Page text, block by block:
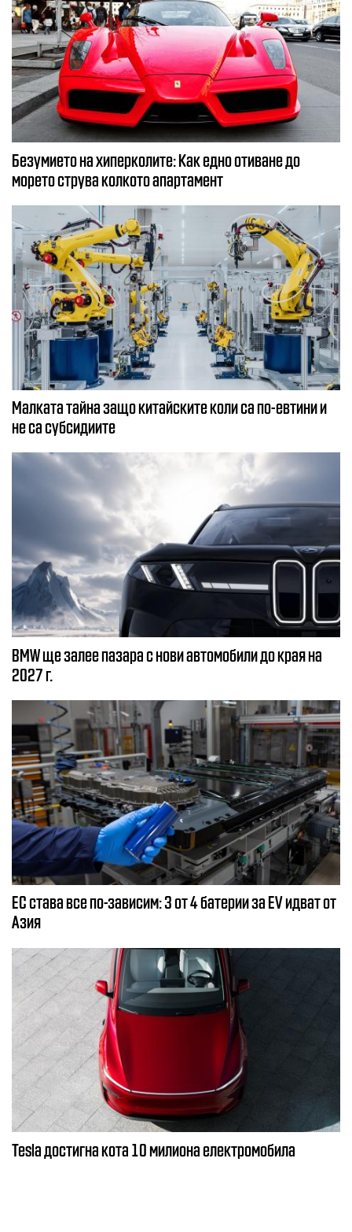
Безумието на хиперколите: Как едно отиване до
морето струва колкото апартамент
Малката тайна защо китайските коли са по-евтини и
не са субсидиите
BMW ще залее пазара с нови автомобили до края на
2027 г.
ЕС става все по-зависим: 3 от 4 батерии за EV идват от
Азия
Tesla достигна кота 10 милиона електромобила